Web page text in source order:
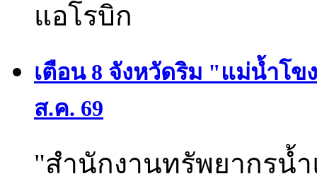
แอโรบิก
เตือน 8 จังหวัดริม "แม่น้ำโข
ส.ค. 69
"สำนักงานทรัพยากรน้ำ